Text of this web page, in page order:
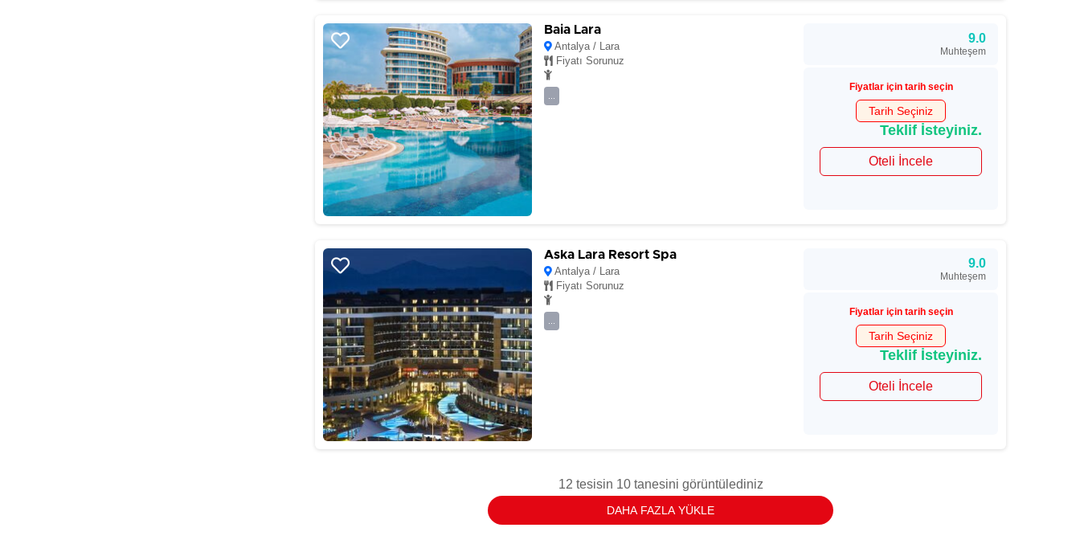
Baia Lara
Antalya / Lara
Fiyatı Sorunuz
9.0
Muhteşem
Fiyatlar için tarih seçin
Tarih Seçiniz
Teklif İsteyiniz.
Oteli İncele
Aska Lara Resort Spa
Antalya / Lara
Fiyatı Sorunuz
9.0
Muhteşem
Fiyatlar için tarih seçin
Tarih Seçiniz
Teklif İsteyiniz.
Oteli İncele
12 tesisin 10 tanesini görüntülediniz
DAHA FAZLA YÜKLE